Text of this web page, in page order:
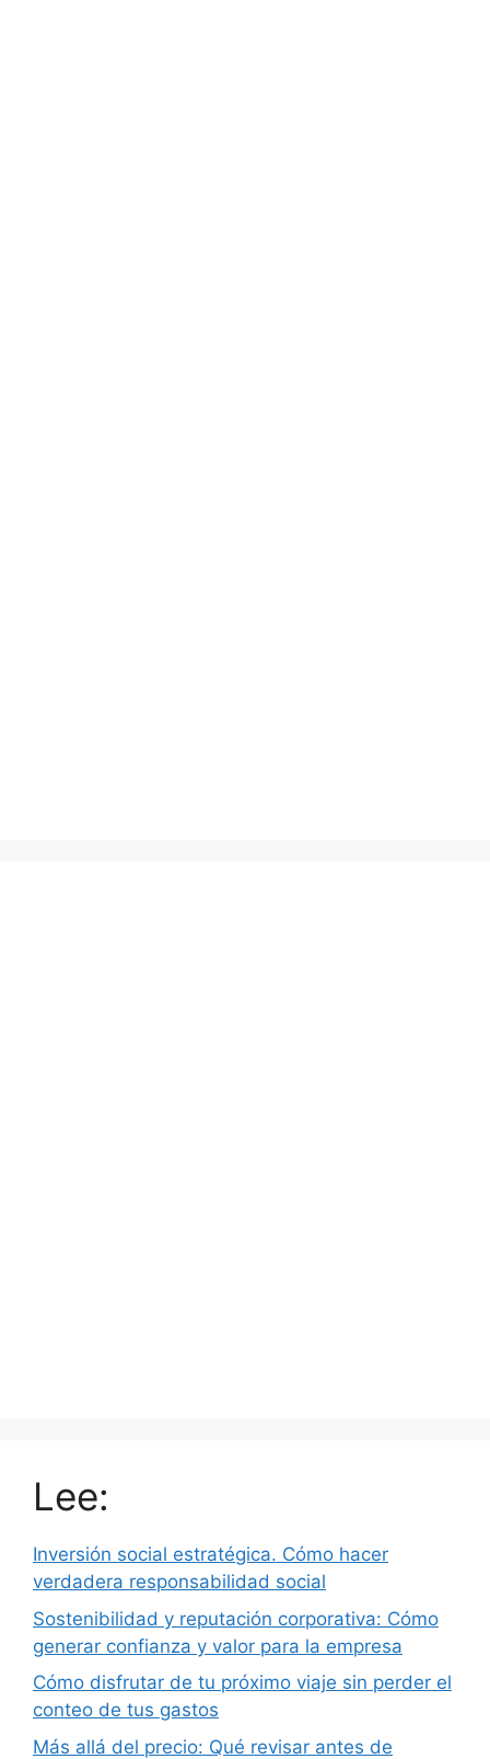
Lee:
Inversión social estratégica. Cómo hacer
verdadera responsabilidad social
Sostenibilidad y reputación corporativa: Cómo
generar confianza y valor para la empresa
Cómo disfrutar de tu próximo viaje sin perder el
conteo de tus gastos
Más allá del precio: Qué revisar antes de